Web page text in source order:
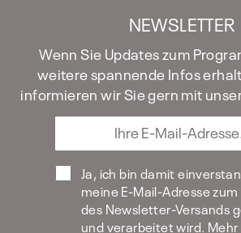
NEWSLETTER
Wenn Sie Updates zum
weitere spannende Infos
informieren wir Sie gern mit
Ja, ich bin damit
meine E-Mail-Adresse
des Newsletter-Versands
und verarbeitet wird.